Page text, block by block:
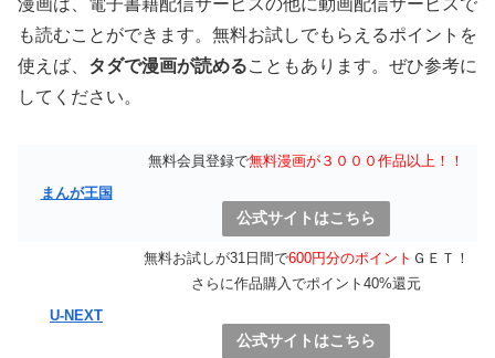
も読むことができます。無料お試しでもらえるポイントを
使えば、 タダで漫画が読めることもあります。ぜひ参考に
してください。
まんが王国
無料会員登録で無料漫画が３０００作品以上！！
公式サイトはこちら
U-NEXT
無料お試しが31日間で600円分のポイント ＧＥＴ！
さらに作品購入でポイント40%還元
公式サイトはこちら